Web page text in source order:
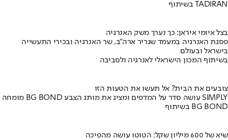
בשיתוף TADIRAN
בצל איומי איראן: כך נערך משק האנרגיה
פסגת האנרגיה במעמד שגריר ארה"ב, שר האנרגיה ובכירי התעשייה
בישראל ובעולם
בשיתוף המכון הישראלי לאנרגיה ולסביבה
צובעים את הבית? אל תעשו את הטעות הזו
מומחה BG BOND עושה סדר על המדפים ומציג את מותג הצבע SIMPLY
בשיתוף BG BOND
שיא של 600 מיליון שקל: הטוטו עושה מהפיכה